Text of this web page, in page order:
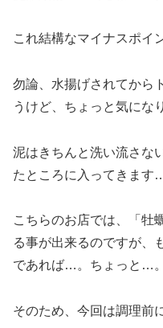
これ結構なマイナスポイ
勿論、水揚げされてから
うけど、ちょっと気にな
泥はきちんと洗い流さな
たところに入ってきます…
こちらのお店では、「牡
る事が出来るのですが、
であれば…。ちょっと…。
そのため、今回は調理前